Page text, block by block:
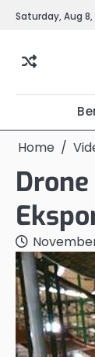
SkipSaturday, Aug 8,
Home